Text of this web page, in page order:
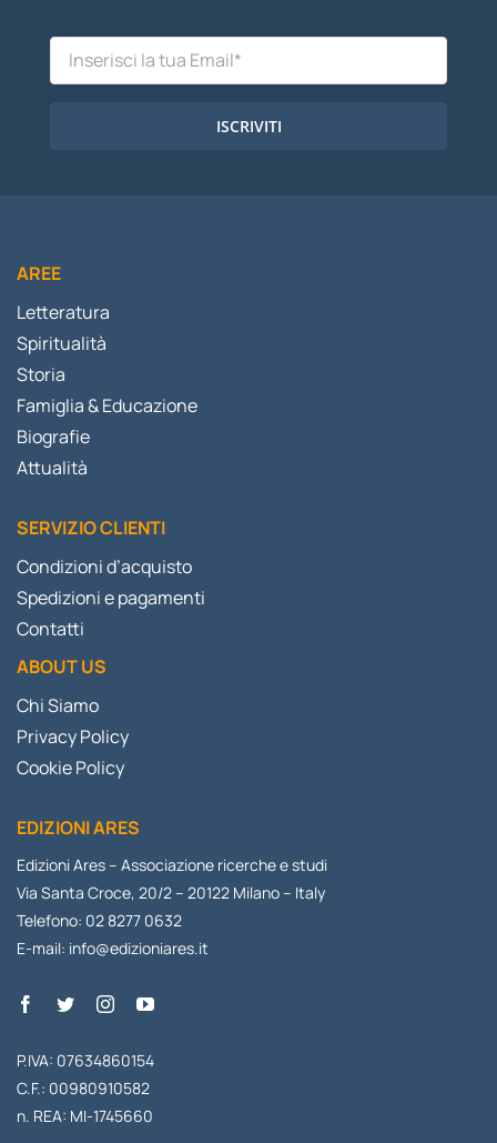
ISCRIVITI
AREE
Letteratura
Spiritualità
Storia
Famiglia & Educazione
Biografie
Attualità
SERVIZIO CLIENTI
Condizioni d’acquisto
Spedizioni e pagamenti
Contatti
ABOUT US
Chi Siamo
Privacy Policy
Cookie Policy
EDIZIONI ARES
Edizioni Ares – Associazione ricerche e studi
Via Santa Croce, 20/2 – 20122 Milano – Italy
Telefono: 02 8277 0632
E-mail: info@edizioniares.it
P.IVA: 07634860154
C.F.: 00980910582
n. REA: MI-1745660